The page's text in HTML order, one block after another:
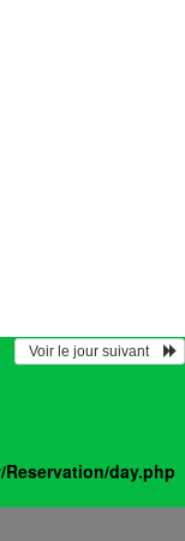
  Voir le jour suivant
day.php